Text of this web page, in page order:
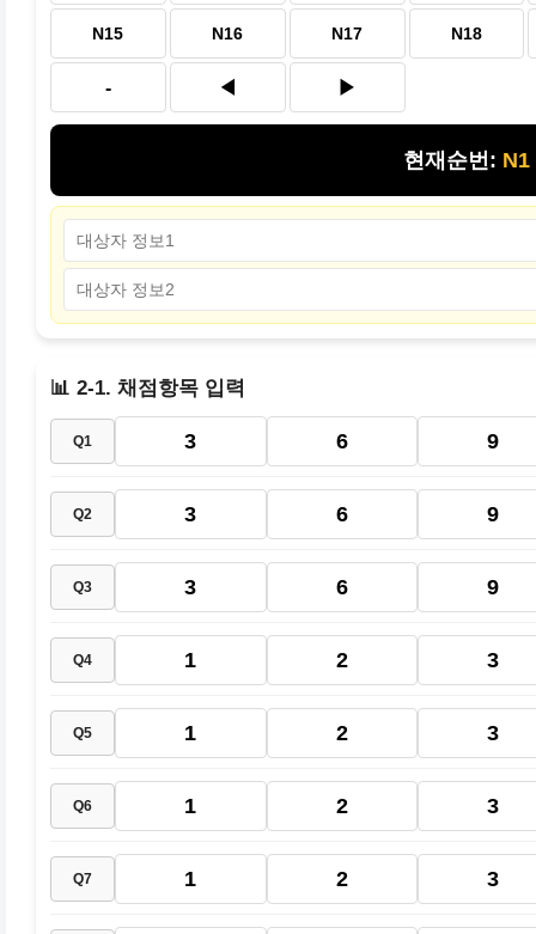
N15 N16 N17 N18
- ◀ ▶
현재순번: N1
📊 2-1. 채점항목 입력
Q1 3 6 9
Q2 3 6 9
Q3 3 6 9
Q4 1 2 3
Q5 1 2 3
Q6 1 2 3
Q7 1 2 3